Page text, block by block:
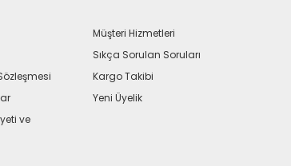
ve
Müşteri Hizmetleri
Sıkça Sorulan Soruları
Kargo Takibi
Yeni Üyelik